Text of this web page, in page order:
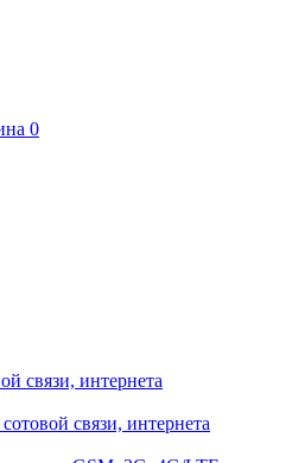
0
связи, интернета
связи, интернета